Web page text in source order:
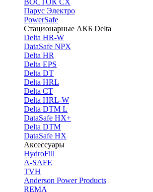
ВОСТОК СХ
Парус Электро
PowerSafe
Стационарные АКБ Delta
Delta HR-W
DataSafe NPX
Delta HR
Delta EPS
Delta DT
Delta HRL
Delta CT
Delta HRL-W
Delta DTM L
DataSafe HX+
Delta DTM
DataSafe HX
Аксессуары
HydroFill
A-SAFE
TVH
Anderson Power Products
REMA